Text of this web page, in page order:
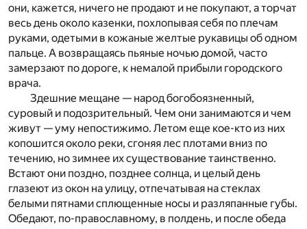
они, кажется, ничего не продают и не покупают, а торчат
весь день около казенки, похлопывая себя по плечам
руками, одетыми в кожаные желтые рукавицы об одном
пальце. А возвращаясь пьяные ночью домой, часто
замерзают по дороге, к немалой прибыли городского
врача.
Здешние мещане — народ богобоязненный,
суровый и подозрительный. Чем они занимаются и чем
живут — уму непостижимо. Летом еще кое-кто из них
копошится около реки, сгоняя лес плотами вниз по
течению, но зимнее их существование таинственно.
Встают они поздно, позднее солнца, и целый день
глазеют из окон на улицу, отпечатывая на стеклах
белыми пятнами сплющенные носы и разляпанные губы.
Обедают, по-православному, в полдень, и после обеда